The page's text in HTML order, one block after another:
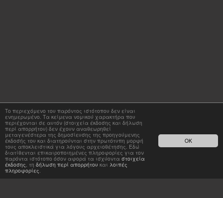
OK
Το περιεχόμενο του παρόντος ιστότοπου δεν είναι
ενημερωμένο. Τα κείμενα νομικού χαρακτήρα που
περιέχονται σε αυτόν (στοιχεία έκδοσης και δήλωση
περί απορρήτου) δεν έχουν αναθεωρηθεί
μεταγενέστερα της δημοσίευσης της προηγούμενης
έκδοσής του και διατηρούνται στην πρωτότυπη μορφή
τους αποκλειστικά για λόγους αρχειοθέτησης. Εδώ
διατίθενται επικαιροποιημένες πληροφορίες για τον
παρόντα ιστότοπο όσον αφορά τα ισχύοντα στοιχεία
έκδοσης, τη δήλωση περί απορρήτου και λοιπές
πληροφορίες.